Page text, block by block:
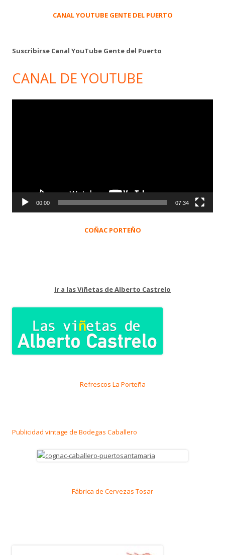
CANAL YOUTUBE GENTE DEL PUERTO
Suscribirse Canal YouTube Gente del Puerto
CANAL DE YOUTUBE
00:00 07:34
COÑAC PORTEÑO
Ir a las Viñetas de Alberto Castrelo
Refrescos La Porteña
Publicidad vintage de Bodegas Caballero
Fábrica de Cervezas Tosar